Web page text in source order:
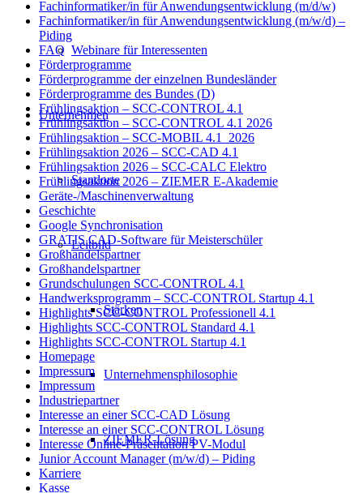
Webinare für Interessenten
Unternehmen
Standorte
Leitbild
Stärken
Unternehmensphilosophie
ZIEMER-Lösung
Fachinformatiker/in für Anwendungsentwicklung (m/d/w)
Fachinformatiker/in für Anwendungsentwicklung (m/w/d) –
Piding
FAQ
Förderprogramme
Förderprogramme der einzelnen Bundesländer
Förderprogramme des Bundes (D)
Frühlingsaktion – SCC-CONTROL 4.1
Frühlingsaktion – SCC-CONTROL 4.1 2026
Frühlingsaktion – SCC-MOBIL 4.1_2026
Frühlingsaktion 2026 – SCC-CAD 4.1
Frühlingsaktion 2026 – SCC-CALC Elektro
Frühlingsaktion 2026 – ZIEMER E-Akademie
Geräte-/Maschinenverwaltung
Geschichte
Google Synchronisation
GRATIS CAD-Software für Meisterschüler
Großhandelspartner
Großhandelspartner
Grundschulungen SCC-CONTROL 4.1
Handwerksprogramm – SCC-CONTROL Startup 4.1
Highlights SCC-CONTROL Professionell 4.1
Highlights SCC-CONTROL Standard 4.1
Highlights SCC-CONTROL Startup 4.1
Homepage
Impressum
Impressum
Industriepartner
Interesse an einer SCC-CAD Lösung
Interesse an einer SCC-CONTROL Lösung
Interesse Online-Präsentation PV-Modul
Junior Account Manager (m/w/d) – Piding
Karriere
Kasse